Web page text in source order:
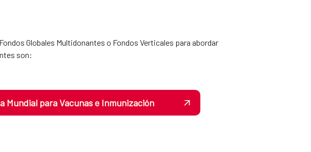
Globales Multidonantes o Fondos Verticales para abordar
son:
Mundial para Vacunas e Inmunización